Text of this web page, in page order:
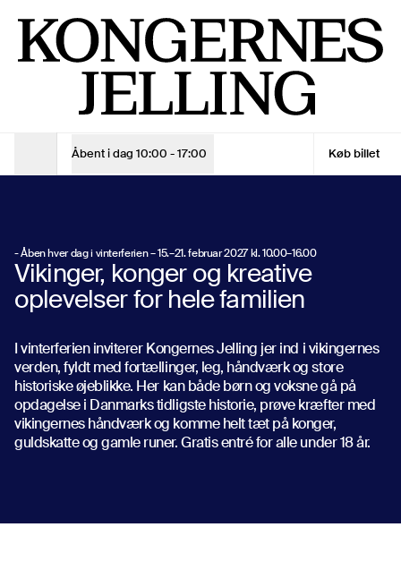
Åbent i dag 10:00 - 17:00
Åbningstider Køb billet
Man - Søn 10:00 - 17:00
Entrébillet
Gratis
Voksen - 10% online rabat
108 kr.
Se åbningstider
Køb billet
Køb billet
VINTERFERIE PÅ
KONGERNES
JELLING
- Åben hver dag i vinterferien – 15.–21. februar 2027 kl. 10.00–16.00
Vikinger, konger og kreative
oplevelser for hele familien
I vinterferien inviterer Kongernes Jelling jer ind i vikingernes
verden, fyldt med fortællinger, leg, håndværk og store
historiske øjeblikke. Her kan både børn og voksne gå på
opdagelse i Danmarks tidligste historie, prøve kræfter med
vikingernes håndværk og komme helt tæt på konger,
guldskatte og gamle runer. Gratis entré for alle under 18 år.